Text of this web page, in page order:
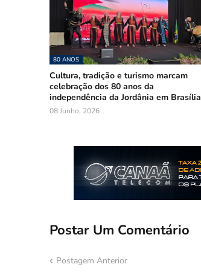
80 ANOS
Cultura, tradição e turismo marcam
celebração dos 80 anos da
independência da Jordânia em Brasília
08 Junho, 2026
Postar Um Comentário
Postagem Anterior